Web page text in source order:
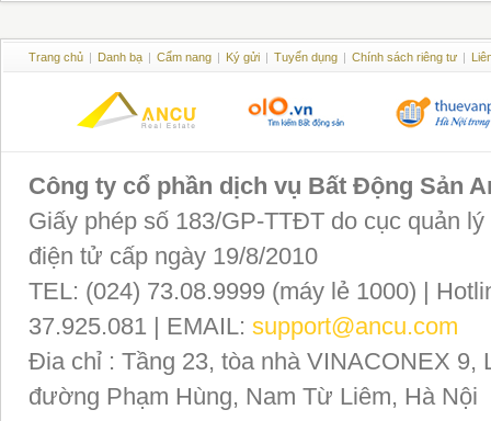
Trang chủ | Danh bạ | Cẩm nang | Ký gửi | Tuyển dụng | Chính sách riêng tư |
Công ty cổ phần dịch vụ Bất Động Sản
Giấy phép số 183/GP-TTĐT do cục quản
điện tử cấp ngày 19/8/2010
TEL: (024) 73.08.9999 (máy lẻ 1000) |
37.925.081 | EMAIL: support@ancu.com
Đia chỉ : Tầng 23, tòa nhà VINACONEX 9,
đường Phạm Hùng, Nam Từ Liêm, Hà Nội